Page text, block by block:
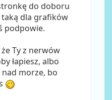
do doboru
dla grafików
podpowie.
Ty z nerwów
łapiesz, albo
morze, bo